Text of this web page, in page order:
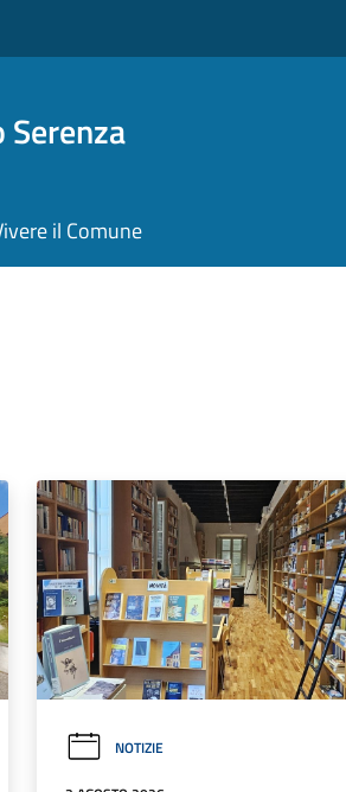
Serenza
il Comune
NOTIZIE